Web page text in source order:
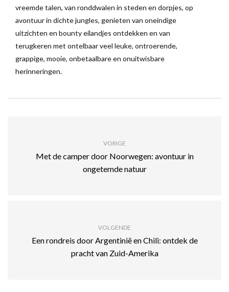
vreemde talen, van ronddwalen in steden en dorpjes, op
avontuur in dichte jungles, genieten van oneindige
uitzichten en bounty eilandjes ontdekken en van
terugkeren met ontelbaar veel leuke, ontroerende,
grappige, mooie, onbetaalbare en onuitwisbare
herinneringen.
VORIGE
Met de camper door Noorwegen: avontuur in
ongetemde natuur
VOLGENDE
Een rondreis door Argentinië en Chili: ontdek de
pracht van Zuid-Amerika